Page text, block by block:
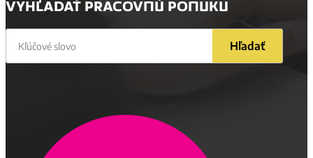
VYHĽADAŤ PRACOVNÚ PONUKU
Hľadať